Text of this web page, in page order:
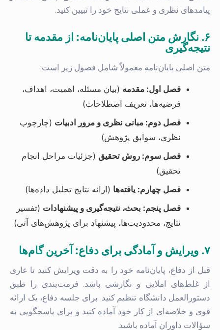
پیامدهای نظری و عملی نتایج خود را تبیین کنید.
۶. نگارش متن اصلی پایان‌نامه: از مقدمه تا
نتیجه‌گیری
متن اصلی پایان‌نامه معمولاً شامل فصول زیر است:
فصل اول: مقدمه (بیان مسئله، اهمیت، اهداف،
فرضیه‌ها، تعریف اصطلاحات)
فصل دوم: مبانی نظری و مرور ادبیات (چارچوب
نظری، سوابق پژوهش)
فصل سوم: روش تحقیق (جزئیات مراحل انجام
تحقیق)
فصل چهارم: یافته‌ها (ارائه نتایج تحلیل داده‌ها)
فصل پنجم: بحث، نتیجه‌گیری و پیشنهادات (تفسیر
نتایج، محدودیت‌ها، پیشنهاد برای پژوهش‌های آتی)
۷. ویرایش و آمادگی برای دفاع: آخرین گام‌ها
قبل از دفاع، پایان‌نامه خود را به دقت ویرایش کنید تا عاری
از غلط‌های املایی و نگارشی باشد. فرمت‌بندی را طبق
دستورالعمل دانشگاه تنظیم کنید. برای جلسه دفاع، یک ارائه
قوی و خلاصه‌ای از کار خود آماده کنید و برای پاسخگویی به
سؤالات داوران آماده باشید.